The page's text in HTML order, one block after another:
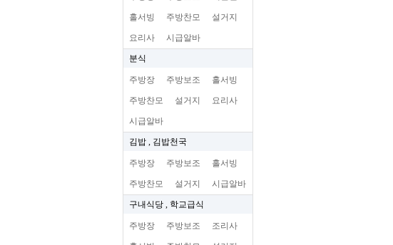
홀서빙 주방찬모 설거지
요리사 시급알바
분식
주방장 주방보조 홀서빙
주방찬모 설거지 요리사
시급알바
김밥 , 김밥천국
주방장 주방보조 홀서빙
주방찬모 설거지 시급알바
구내식당 , 학교급식
주방장 주방보조 조리사